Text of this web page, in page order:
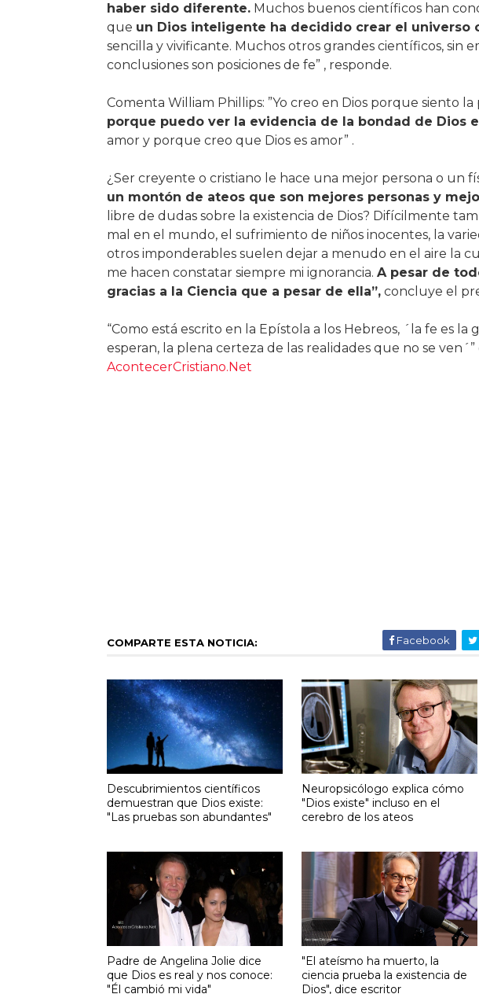
haber sido diferente.Muchos buenos científicos han
que un Dios inteligente ha decidido crear el universo
sencilla y vivificante. Muchos otros grandes científicos, sin
conclusiones son posiciones de fe” , responde.
Comenta William Phillips: ”Yo creo en Dios porque siento la
porque puedo ver la evidencia de la bondad de Dios
amor y porque creo que Dios es amor” .
¿Ser creyente o cristiano le hace una mejor persona o un
un montón de ateos que son mejores personas y
libre de dudas sobre la existencia de Dios? Difícilmente
mal en el mundo, el sufrimiento de niños inocentes, la
otros imponderables suelen dejar a menudo en el aire la
me hacen constatar siempre mi ignorancia. A pesar de
gracias a la Ciencia que a pesar de ella”,concluye el
“Como está escrito en la Epístola a los Hebreos, ´la fe es la
esperan, la plena certeza de las realidades que no se ven´”
AcontecerCristiano.Net
COMPARTE ESTA NOTICIA: Facebook
Descubrimientos científicos
demuestran que Dios existe:
"Las pruebas son abundantes"
Neuropsicólogo explica cómo
"Dios existe" incluso en el
cerebro de los ateos
Padre de Angelina Jolie dice
que Dios es real y nos conoce:
"Él cambió mi vida"
"El ateísmo ha muerto, la
ciencia prueba la existencia de
Dios", dice escritor